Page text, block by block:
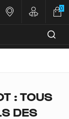
Nos magasins
Customer
0
: TOUS
DES